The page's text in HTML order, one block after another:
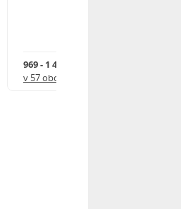
969 - 1 490 Kč
v 57 obchodech